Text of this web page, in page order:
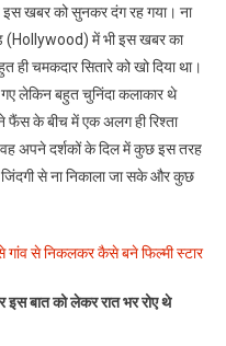
खान
के
कुछ
अनकहे
पहलू
इस खबर को सुनकर दंग रह गया। ना
(Hollywood) में भी इस खबर का
ही चमकदार सितारे को खो दिया था।
लेकिन बहुत चुनिंदा कलाकार थे
के बीच में एक अलग ही रिश्ता
अपने दर्शकों के दिल में कुछ इस तरह
जिंदगी से ना निकाला जा सके और कुछ
से निकलकर कैसे बने फिल्मी स्टार
इस बात को लेकर रात भर रोए थे